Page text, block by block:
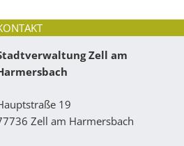
Zell am
19
Zell am Harmersbach